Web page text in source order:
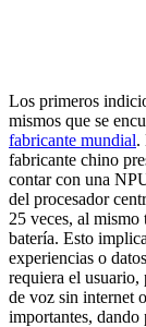
Los primeros
mismos que se
fabricante mundial.
fabricante chino
contar con una
del procesador
25 veces, al
batería. Esto
experiencias o
requiera el usuario,
de voz sin internet
importantes,